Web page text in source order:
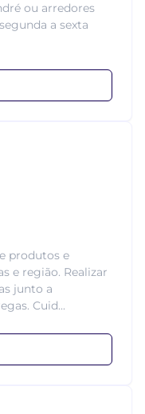
ou arredores
a sexta
produtos e
e região. Realizar
junto a
Cuid...